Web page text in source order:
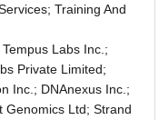
Training And
Labs Inc.;
Private Limited;
Inc.; DNAnexus Inc.;
Genomics Ltd; Strand